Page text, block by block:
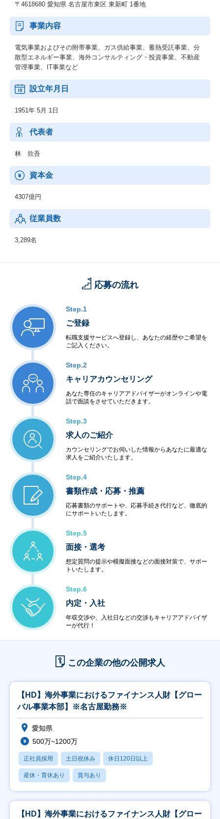
〒4618680 愛知県 名古屋市東区 東新町 1番地
事業内容
電気事業およびその附帯事業、ガス供給事業、蓄熱受託事業、分
散型エネルギー事業、海外コンサルティング・投資事業、不動産
管理事業、IT事業など
設立年月日
1951年 5月 1日
代表者
林 欣吾
資本金
4307億円
従業員数
3,289名
応募の流れ
Step.1
ご登録
転職支援サービスへ登録し、あなたの経歴やご希望を
ご記入ください。
Step.2
キャリアカウンセリング
あなた専任のキャリアアドバイザーがオンラインや電
話で面談をさせていただきます。
Step.3
求人のご紹介
カウンセリングでお伺いした情報からあなたに最適な
求人をご紹介いたします。
Step.4
書類作成・応募・推薦
応募書類のサポートや、応募手続き代行など、徹底的
にサポートいたします。
Step.5
面接・選考
想定質問の提示や模擬面接などの面接対策で、サポー
トいたします。
Step.6
内定・入社
年収交渉や、入社日などの交渉もキャリアアドバイザ
ーが代行！
この企業の他の公開求人
【HD】海外事業におけるファイナンス人財【グロー
バル事業本部】※名古屋勤務※
愛知県
500万~1200万
正社員採用 土日祝休み 休日120日以上
産休・育休あり 賞与あり
【HD】海外事業におけるファイナンス人財【グロー